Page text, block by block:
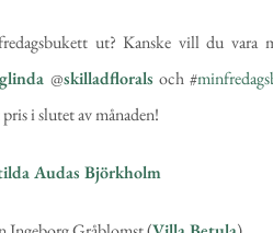
ut? Kanske vill du
@skilladflorals och #
i slutet av månaden!
Audas Björkholm